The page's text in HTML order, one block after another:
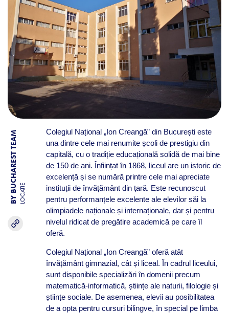
BY BUCHAREST TEAM LOCATIE
Colegiul Național „Ion Creangă” din București este
una dintre cele mai renumite școli de prestigiu din
capitală, cu o tradiție educațională solidă de mai bine
de 150 de ani. Înființat în 1868, liceul are un istoric de
excelență și se numără printre cele mai apreciate
instituții de învățământ din țară. Este recunoscut
pentru performanțele excelente ale elevilor săi la
olimpiadele naționale și internaționale, dar și pentru
nivelul ridicat de pregătire academică pe care îl
oferă.
Colegiul Național „Ion Creangă” oferă atât
învățământ gimnazial, cât și liceal. În cadrul liceului,
sunt disponibile specializări în domenii precum
matematică-informatică, științe ale naturii, filologie și
științe sociale. De asemenea, elevii au posibilitatea
de a opta pentru cursuri bilingve, în special pe limba